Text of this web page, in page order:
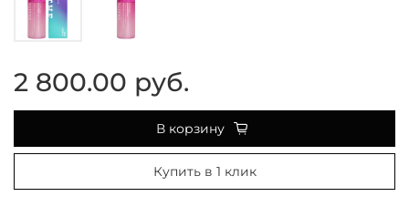
2 800.00 руб.
В корзину
Купить в 1 клик